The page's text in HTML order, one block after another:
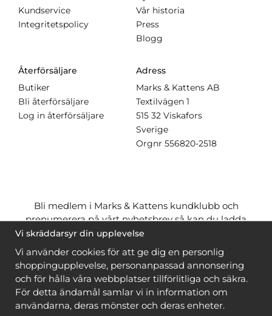
Kundservice
Integritetspolicy
Vår historia
Press
Blogg
Återförsäljare
Butiker
Bli återförsäljare
Log in återförsäljare
Adress
Marks & Kattens AB
Textilvägen 1
515 32 Viskafors
Sverige
Orgnr 556820-2518
Bli medlem i Marks & Kattens kundklubb och
prenumerera på vårt nyhetsbrev så kan du ladda
ner många mönstergratisoch få många
när du handlar garn till mönstret. Du ser vilka som
är
gratis när du är inloggad
Bli medlem
Vi skräddarsyr din upplevelse
Vi använder cookies för att ge dig en personlig
shoppingupplevelse, personanpassad annonsering
och för hålla våra webbplatser tillförlitliga och säkra.
För detta ändamål samlar vi in information om
användarna, deras mönster och deras enheter.